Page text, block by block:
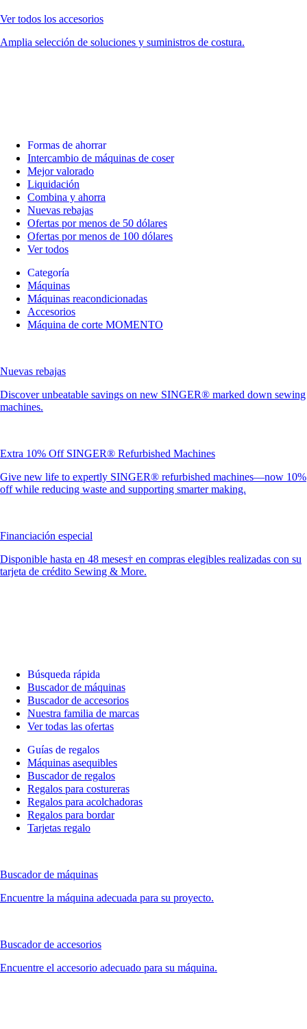
Ver todos los accesorios
Amplia selección de soluciones y suministros de costura.
Formas de ahorrar
Intercambio de máquinas de coser
Mejor valorado
Liquidación
Combina y ahorra
Nuevas rebajas
Ofertas por menos de 50 dólares
Ofertas por menos de 100 dólares
Ver todos
Categoría
Máquinas
Máquinas reacondicionadas
Accesorios
Máquina de corte MOMENTO
Nuevas rebajas
Discover unbeatable savings on new SINGER® marked down sewing
machines.
Extra 10% Off SINGER® Refurbished Machines
Give new life to expertly SINGER® refurbished machines—now 10%
off while reducing waste and supporting smarter making.
Financiación especial
Disponible hasta en 48 meses† en compras elegibles realizadas con su
tarjeta de crédito Sewing & More.
Búsqueda rápida
Buscador de máquinas
Buscador de accesorios
Nuestra familia de marcas
Ver todas las ofertas
Guías de regalos
Máquinas asequibles
Buscador de regalos
Regalos para costureras
Regalos para acolchadoras
Regalos para bordar
Tarjetas regalo
Buscador de máquinas
Encuentre la máquina adecuada para su proyecto.
Buscador de accesorios
Encuentre el accesorio adecuado para su máquina.